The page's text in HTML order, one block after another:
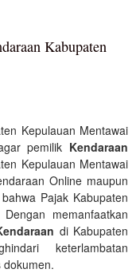
Kabupaten
Kepulauan Mentawai
pemilik Kendaraan
Kepulauan Mentawai
Online maupun
Pajak Kabupaten
memanfaatkan
di Kabupaten
keterlambatan